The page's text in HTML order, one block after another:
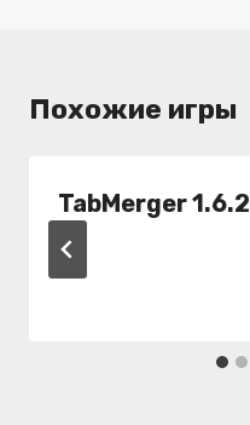
Похожие игры
TabMerger 1.6.2